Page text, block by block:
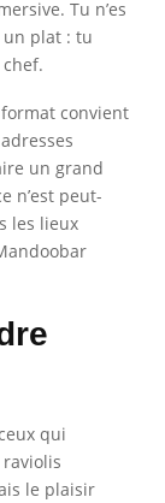
Tu n’es
plat : tu
convient
un grand
n’est peut-
les lieux
qui
le plaisir